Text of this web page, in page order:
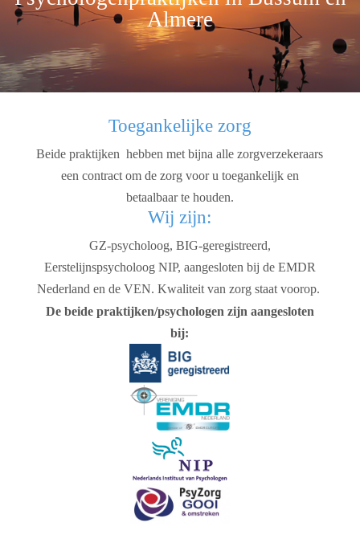
Almere
Toegankelijke zorg
Beide praktijken hebben met bijna alle zorgverzekeraars
een contract om de zorg voor u toegankelijk en
betaalbaar te houden.
Wij zijn:
GZ-psycholoog, BIG-geregistreerd,
Eerstelijnspsycholoog NIP, aangesloten bij de EMDR
Nederland en de VEN. Kwaliteit van zorg staat voorop.
De beide praktijken/psychologen zijn aangesloten
bij: